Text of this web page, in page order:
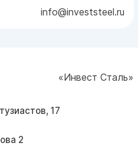
info@investsteel.ru
«Инвест Сталь»
17
2